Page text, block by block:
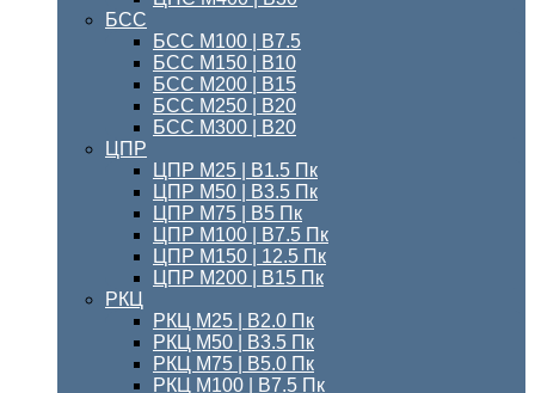
БСС
БСС М100 | B7.5
БСС М150 | В10
БСС М200 | В15
БСС М250 | В20
БСС М300 | В20
ЦПР
ЦПР М25 | B1.5 Пк
ЦПР М50 | B3.5 Пк
ЦПР М75 | B5 Пк
ЦПР М100 | B7.5 Пк
ЦПР М150 | 12.5 Пк
ЦПР М200 | B15 Пк
РКЦ
РКЦ М25 | B2.0 Пк
РКЦ М50 | B3.5 Пк
РКЦ М75 | B5.0 Пк
РКЦ М100 | B7.5 Пк